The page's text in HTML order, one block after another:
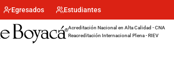
Egresados Estudiantes
Acreditación Nacional en Alta Calidad - CNA
Reacreditación Internacional Plena - RIEV